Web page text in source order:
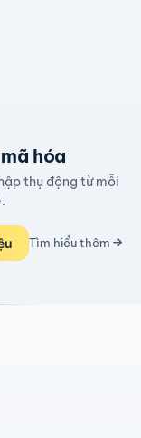
hóa
thụ động từ mỗi
Tìm hiểu thêm